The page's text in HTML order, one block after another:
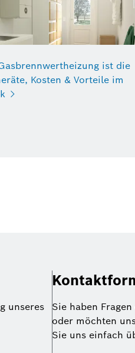
ist die
Kosten & Vorteile im
unseres
Sie haben
oder möchten
Sie uns einfach